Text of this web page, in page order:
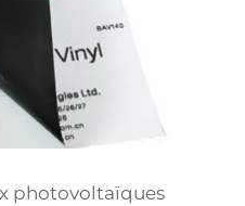
photovoltaïques